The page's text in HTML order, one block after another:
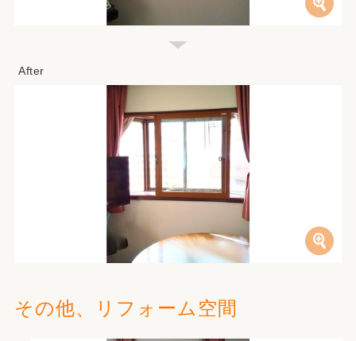
その他、リフォーム空間